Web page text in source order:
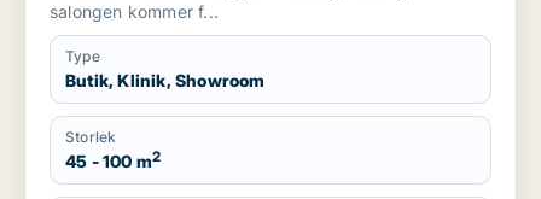
salongen kommer f...
Type
Butik, Klinik, Showroom
Storlek
45 - 100 m2